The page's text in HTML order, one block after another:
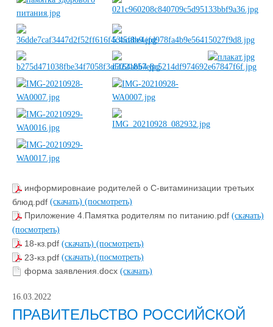
информировнаие родителей о С-витаминизации третьих
блюд.pdf (скачать) (посмотреть)
Приложение 4.Памятка родителям по питанию.pdf (скачать)
(посмотреть)
18-кз.pdf (скачать) (посмотреть)
23-кз.pdf (скачать) (посмотреть)
форма заявления.docx (скачать)
16.03.2022
ПРАВИТЕЛЬСТВО РОССИЙСКОЙ